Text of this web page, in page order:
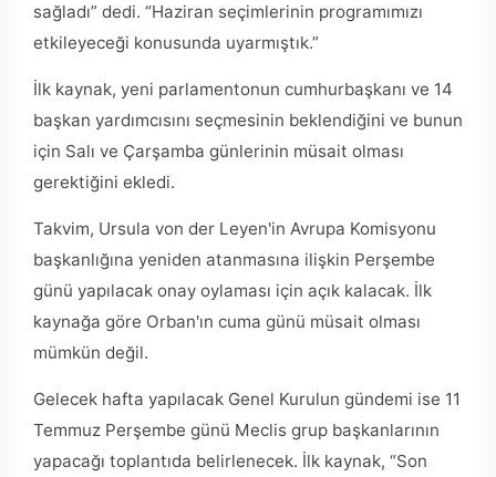
sağladı” dedi. “Haziran seçimlerinin programımızı
etkileyeceği konusunda uyarmıştık.”
İlk kaynak, yeni parlamentonun cumhurbaşkanı ve 14
başkan yardımcısını seçmesinin beklendiğini ve bunun
için Salı ve Çarşamba günlerinin müsait olması
gerektiğini ekledi.
Takvim, Ursula von der Leyen'in Avrupa Komisyonu
başkanlığına yeniden atanmasına ilişkin Perşembe
günü yapılacak onay oylaması için açık kalacak. İlk
kaynağa göre Orban'ın cuma günü müsait olması
mümkün değil.
Gelecek hafta yapılacak Genel Kurulun gündemi ise 11
Temmuz Perşembe günü Meclis grup başkanlarının
yapacağı toplantıda belirlenecek. İlk kaynak, “Son